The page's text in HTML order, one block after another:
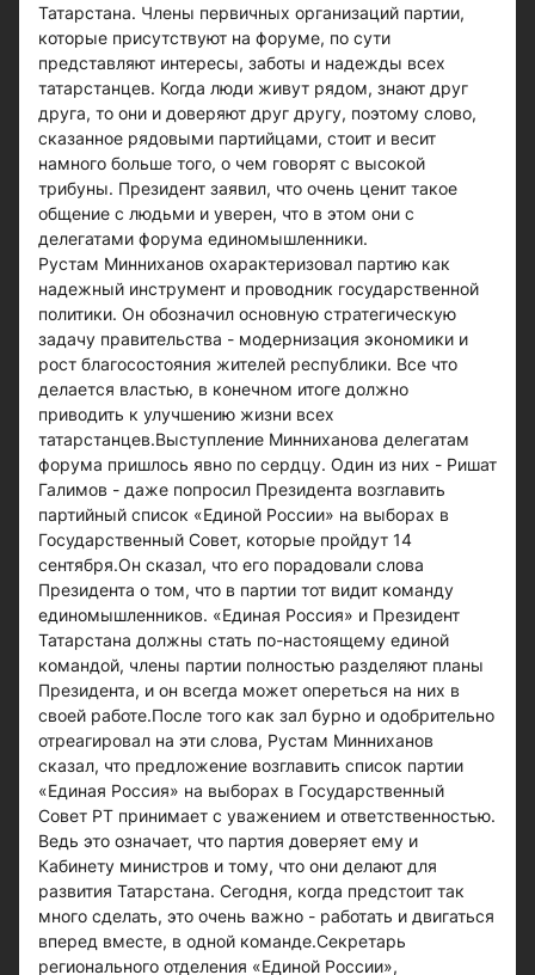
Татарстана. Члены первичных организаций партии,
которые присутствуют на форуме, по сути
представляют интересы, заботы и надежды всех
татарстанцев. Когда люди живут рядом, знают друг
друга, то они и доверяют друг другу, поэтому слово,
сказанное рядовыми партийцами, стоит и весит
намного больше того, о чем говорят с высокой
трибуны. Президент заявил, что очень ценит такое
общение с людьми и уверен, что в этом они с
делегатами форума единомышленники.
Рустам Минниханов охарактеризовал партию как
надежный инструмент и проводник государственной
политики. Он обозначил основную стратегическую
задачу правительства - модернизация экономики и
рост благосостояния жителей республики. Все что
делается властью, в конечном итоге должно
приводить к улучшению жизни всех
татарстанцев.Выступление Минниханова делегатам
форума пришлось явно по сердцу. Один из них - Ришат
Галимов - даже попросил Президента возглавить
партийный список «Единой России» на выборах в
Государственный Совет, которые пройдут 14
сентября.Он сказал, что его порадовали слова
Президента о том, что в партии тот видит команду
единомышленников. «Единая Россия» и Президент
Татарстана должны стать по-настоящему единой
командой, члены партии полностью разделяют планы
Президента, и он всегда может опереться на них в
своей работе.После того как зал бурно и одобрительно
отреагировал на эти слова, Рустам Минниханов
сказал, что предложение возглавить список партии
«Единая Россия» на выборах в Государственный
Совет РТ принимает с уважением и ответственностью.
Ведь это означает, что партия доверяет ему и
Кабинету министров и тому, что они делают для
развития Татарстана. Сегодня, когда предстоит так
много сделать, это очень важно - работать и двигаться
вперед вместе, в одной команде.Секретарь
регионального отделения «Единой России»,